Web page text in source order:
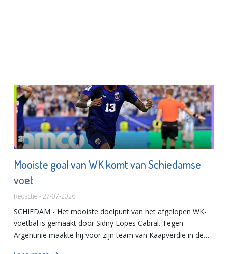
Mooiste goal van WK komt van Schiedamse
voet
Redactie - 27-07-2026
SCHIEDAM - Het mooiste doelpunt van het afgelopen WK-
voetbal is gemaakt door Sidny Lopes Cabral. Tegen
Argentinië maakte hij voor zijn team van Kaapverdië in de